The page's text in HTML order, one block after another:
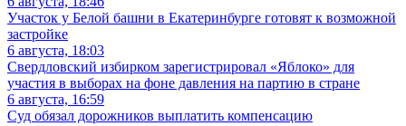
Участок у Белой башни в Екатеринбурге готовят к возможной
застройке
6 августа, 18:03
Свердловский избирком зарегистрировал «Яблоко» для
участия в выборах на фоне давления на партию в стране
6 августа, 16:59
Суд обязал дорожников выплатить компенсацию